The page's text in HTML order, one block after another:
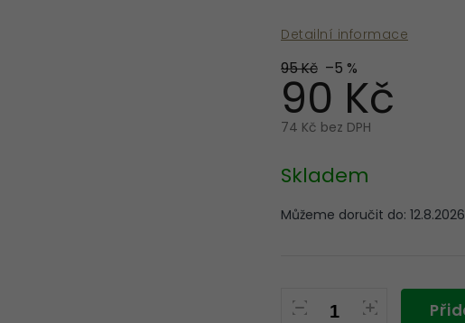
95 Kč –5 %
90 Kč
74 Kč bez DPH
cena:
Skladem
Můžeme doručit do: 12.8.2026
Detailní informace